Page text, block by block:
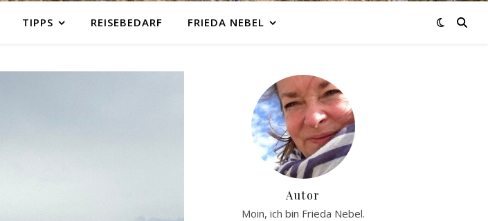
TIPPS REISEBEDARF FRIEDA NEBEL
Autor
Moin, ich bin Frieda Nebel.